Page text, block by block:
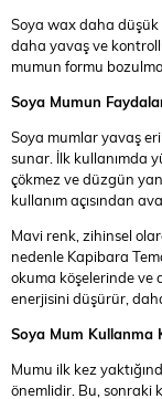
Soya wax daha düşük
daha yavaş ve
mumun formu
Soya Mumun
Soya mumlar yavaş
sunar. İlk kullanımda
çökmez ve düzgün
kullanım açısından
Mavi renk, zihinsel
nedenle Kapibara
okuma köşelerinde ve
enerjisini düşürür,
Soya Mum Kullanma
Mumu ilk kez
önemlidir. Bu, sonraki